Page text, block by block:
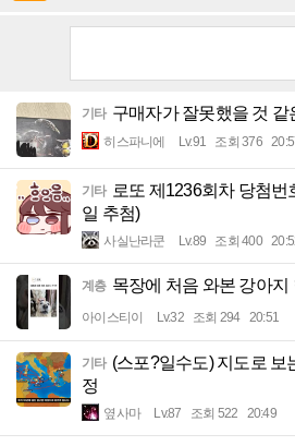
기타 구매자가 잘못했을 것 같
히스파니에 Lv.91 조회 376
기타 로또 제1236회차 당첨번
일 추첨)
사실난라쿤 Lv.89 조회 400
계층 목장에 처음 와본 강아지
아이스티이 Lv.32 조회 294 20:51
기타 (스포?일수도) 지도로 보
정
옆사마 Lv.87 조회 522 20:49